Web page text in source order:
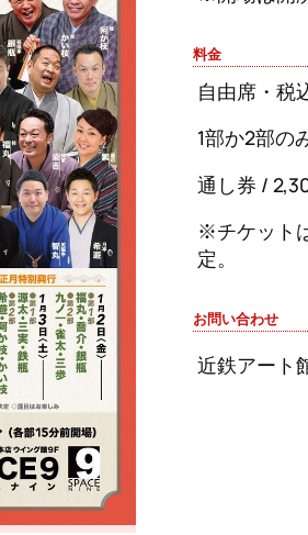
料金
自由席・税
1部か2部の
通し券 /
※チケット
定。
お問い合わせ
近鉄アート